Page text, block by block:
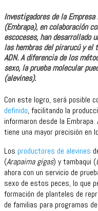
Investigadores de la
(Embrapa), en colaboración
escoceses, han desarrollado
las hembras del pirarucú y el
ADN. A diferencia de los
sexo, la prueba molecular
(alevines).
Con este logro, será posible
definido, facilitando la
informaron desde la
tiene una mayor precisión en
Los productores de alevines
(Arapaima gigas) y tambaqui (
ahora con un servicio de
sexo de estos peces, lo que
formación de planteles de
de familias para programas